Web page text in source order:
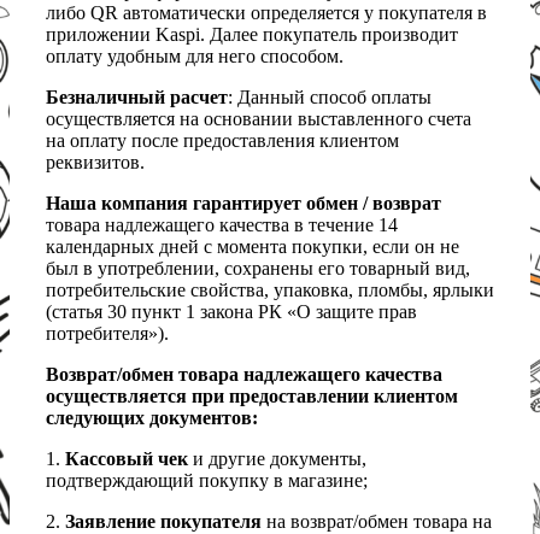
либо QR автоматически определяется у покупателя в
приложении Kaspi. Далее покупатель производит
оплату удобным для него способом.
Безналичный расчет: Данный способ оплаты
осуществляется на основании выставленного счета
на оплату после предоставления клиентом
реквизитов.
Наша компания гарантирует обмен / возврат
товара надлежащего качества в течение 14
календарных дней с момента покупки, если он не
был в употреблении, сохранены его товарный вид,
потребительские свойства, упаковка, пломбы, ярлыки
(статья 30 пункт 1 закона РК «О защите прав
потребителя»).
Возврат/обмен товара надлежащего качества
осуществляется при предоставлении клиентом
следующих документов:
1. Кассовый чеки другие документы,
подтверждающий покупку в магазине;
2. Заявление покупателя на возврат/обмен товара на